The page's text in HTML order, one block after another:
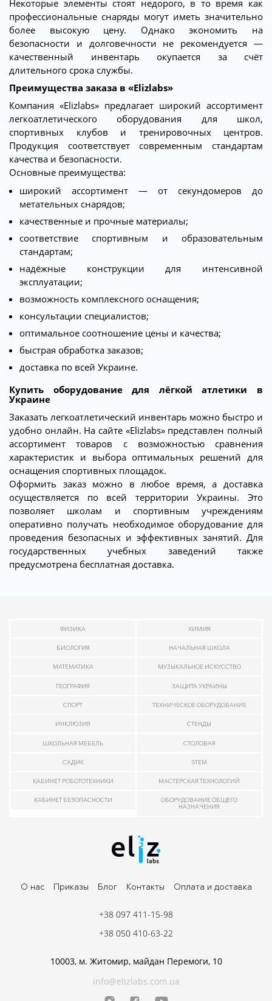
Некоторые элементы стоят недорого, в то время как
профессиональные снаряды могут иметь значительно
более высокую цену. Однако экономить на
безопасности и долговечности не рекомендуется —
качественный инвентарь окупается за счёт
длительного срока службы.
Преимущества заказа в «Elizlabs»
Компания «Elizlabs» предлагает широкий ассортимент
легкоатлетического оборудования для школ,
спортивных клубов и тренировочных центров.
Продукция соответствует современным стандартам
качества и безопасности.
Основные преимущества:
широкий ассортимент — от секундомеров до
метательных снарядов;
качественные и прочные материалы;
соответствие спортивным и образовательным
стандартам;
надёжные конструкции для интенсивной
эксплуатации;
возможность комплексного оснащения;
консультации специалистов;
оптимальное соотношение цены и качества;
быстрая обработка заказов;
доставка по всей Украине.
Купить оборудование для лёгкой атлетики в
Украине
Заказать легкоатлетический инвентарь можно быстро и
удобно онлайн. На сайте «Elizlabs» представлен полный
ассортимент товаров с возможностью сравнения
характеристик и выбора оптимальных решений для
оснащения спортивных площадок.
Оформить заказ можно в любое время, а доставка
осуществляется по всей территории Украины. Это
позволяет школам и спортивным учреждениям
оперативно получать необходимое оборудование для
проведения безопасных и эффективных занятий. Для
государственных учебных заведений также
предусмотрена бесплатная доставка.
ФИЗИКА ХИМИЯ
БИОЛОГИЯ НАЧАЛЬНАЯ ШКОЛА
МАТЕМАТИКА МУЗЫКАЛЬНОЕ ИСКУССТВО
ГЕОГРАФИЯ ЗАЩИТА УКРАИНЫ
СПОРТ ТЕХНИЧЕСКОЕ ОБОРУДОВАНИЕ
ИНКЛЮЗИЯ СТЕНДЫ
ШКОЛЬНАЯ МЕБЕЛЬ СТОЛОВАЯ
САДИК STEM
КАБИНЕТ РОБОТОТЕХНИКИ МАСТЕРСКАЯ ТЕХНОЛОГИЙ
КАБИНЕТ БЕЗОПАСНОСТИ
ОБОРУДОВАНИЕ ОБЩЕГО
НАЗНАЧЕНИЯ
О нас Приказы Блог Контакты Оплата и доставка
10003, м. Житомир, майдан Перемоги, 10
info@elizlabs.com.ua
+38 097 411-15-98
+38 050 410-63-22